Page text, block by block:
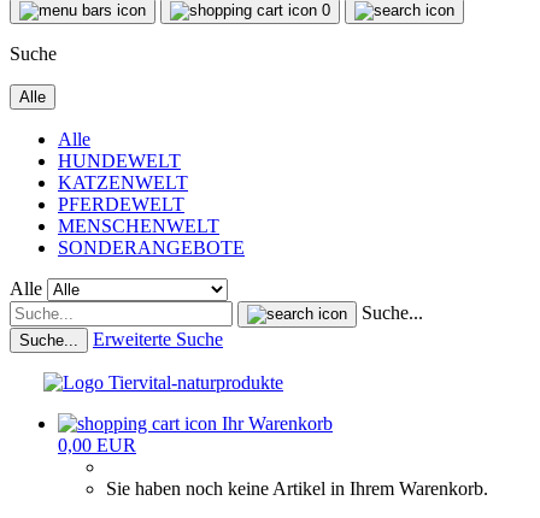
0
Suche
Alle
Alle
HUNDEWELT
KATZENWELT
PFERDEWELT
MENSCHENWELT
SONDERANGEBOTE
Alle
Suche...
Suche... Erweiterte Suche
Ihr Warenkorb
0,00 EUR
Sie haben noch keine Artikel in Ihrem Warenkorb.